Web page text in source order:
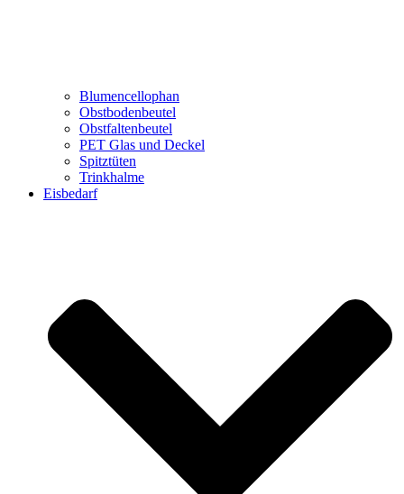
Blumencellophan
Obstbodenbeutel
Obstfaltenbeutel
PET Glas und Deckel
Spitztüten
Trinkhalme
Eisbedarf